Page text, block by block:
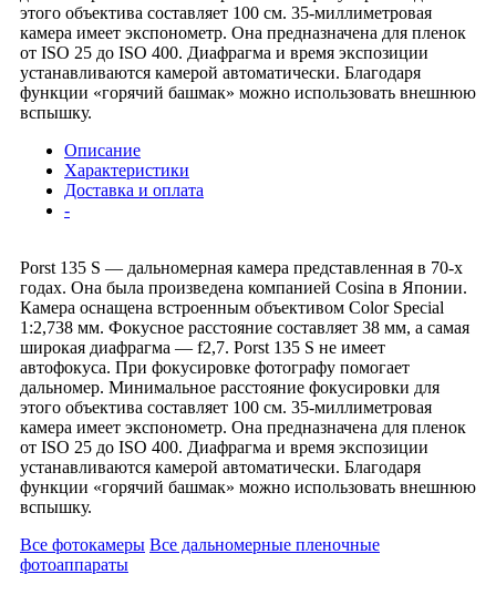
этого объектива составляет 100 см. 35-миллиметровая
камера имеет экспонометр. Она предназначена для пленок
от ISO 25 до ISO 400. Диафрагма и время экспозиции
устанавливаются камерой автоматически. Благодаря
функции «горячий башмак» можно использовать внешнюю
вспышку.
Описание
Характеристики
Доставка и оплата
-
Porst 135 S — дальномерная камера представленная в 70-х
годах. Она была произведена компанией Cosina в Японии.
Камера оснащена встроенным объективом Color Special
1:2,738 мм. Фокусное расстояние составляет 38 мм, а самая
широкая диафрагма — f2,7. Porst 135 S не имеет
автофокуса. При фокусировке фотографу помогает
дальномер. Минимальное расстояние фокусировки для
этого объектива составляет 100 см. 35-миллиметровая
камера имеет экспонометр. Она предназначена для пленок
от ISO 25 до ISO 400. Диафрагма и время экспозиции
устанавливаются камерой автоматически. Благодаря
функции «горячий башмак» можно использовать внешнюю
вспышку.
Все фотокамеры Все дальномерные пленочные
фотоаппараты